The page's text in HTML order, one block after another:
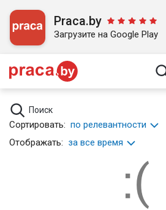
Praca.by
Загрузите на Google Play
Поиск
Сортировать: по релевантности
Отображать: за все время